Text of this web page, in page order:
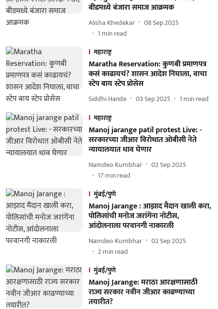
बीडमध्ये बंजारा समाज आक्रमक
Alisha Khedekar
08 Sep 2025
1 min read
महाराष्ट्र
Maratha Reservation: कुणबी प्रमाणपत्र
कसं काढायचं? शासन आदेश निघाला, वाचा
स्टेप बाय स्टेप प्रोसेस
Siddhi Hande 03 Sep 2025 1 min read
महाराष्ट्र
Manoj jarange patil protest Live: -
सरकारच्या जीआर विरोधात ओबीसी नेते
न्यायालयात धाव घेणार
Namdeo Kumbhar
02 Sep 2025
17min read
मुंबई/पुणे
Manoj Jarange : आझाद मैदान खाली करा,
पोलिसांची मनोज जरांगेंना नोटीस,
आंदोलनाला परवानगी नाकारली
Namdeo Kumbhar
02 Sep 2025
2min read
मुंबई/पुणे
Manoj Jarange: मराठा आरक्षणासाठी
राज्य सरकार नवीन जीआर काढण्याच्या
तयारीत?